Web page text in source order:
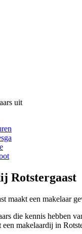
uit
Rotstergaast
maakt een makelaar
die kennis hebben
makelaardij in